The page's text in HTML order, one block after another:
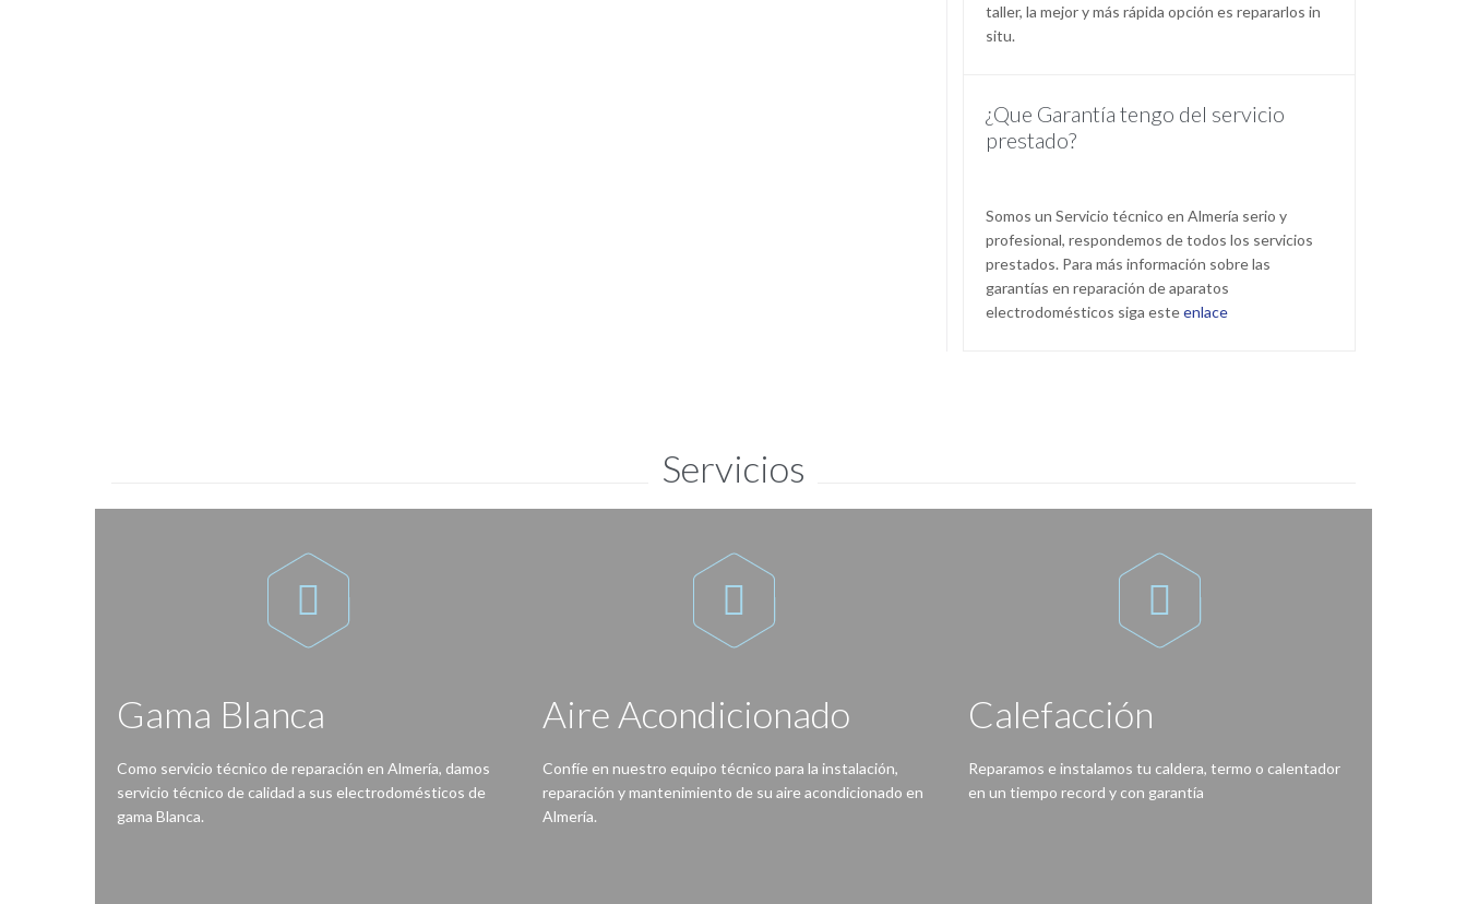
taller, la mejor y más rápida opción es repararlos in
situ.
¿Que Garantía tengo del servicio
prestado?
Somos un Servicio técnico en Almería serio y
profesional, respondemos de todos los servicios
prestados. Para más información sobre las
garantías en reparación de aparatos
electrodomésticos siga esteenlace
Servicios

Gama Blanca
Como servicio técnico de reparación en Almería, damos
servicio técnico de calidad a sus electrodomésticos de
gama Blanca.

Aire Acondicionado
Confíe en nuestro equipo técnico para la instalación,
reparación y mantenimiento de su aire acondicionado en
Almería.

Calefacción
Reparamos e instalamos tu caldera, termo o calentador
en un tiempo record y con garantía